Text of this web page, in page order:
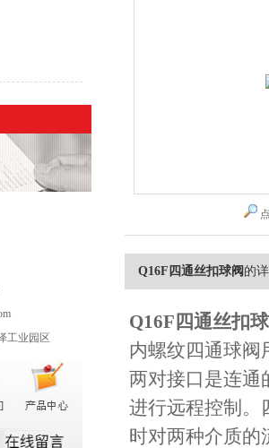
工业园区
Q16F四通丝扣球阀 的
Q16F 四通丝扣
内螺纹四通球阀
两对接口是连通
进行远程控制。
时对两种介质的